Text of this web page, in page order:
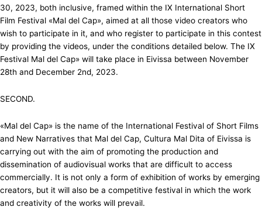
30, 2023, both inclusive, framed within the IX International Short
Film Festival «Mal del Cap», aimed at all those video creators who
wish to participate in it, and who register to participate in this contest
by providing the videos, under the conditions detailed below. The IX
Festival Mal del Cap» will take place in Eivissa between November
28th and December 2nd, 2023.
SECOND.
«Mal del Cap» is the name of the International Festival of Short Films
and New Narratives that Mal del Cap, Cultura Mal Dita of Eivissa is
carrying out with the aim of promoting the production and
dissemination of audiovisual works that are difficult to access
commercially. It is not only a form of exhibition of works by emerging
creators, but it will also be a competitive festival in which the work
and creativity of the works will prevail.